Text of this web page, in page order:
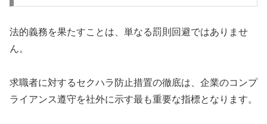
法的義務を果たすことは、単なる罰則回避ではありませ
ん。
求職者に対するセクハラ防止措置の徹底は、企業のコンプ
ライアンス遵守を社外に示す最も重要な指標となります。